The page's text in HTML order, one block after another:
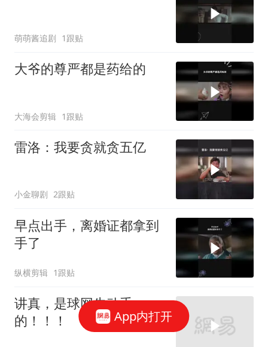
萌萌酱追剧 1跟贴
大爷的尊严都是药给的
大海会剪辑 1跟贴
雷洛：我要贪就贪五亿
小金聊剧 2跟贴
早点出手，离婚证都拿到
手了
纵横剪辑 1跟贴
讲真，是球网先动手
的！！！
App内打开